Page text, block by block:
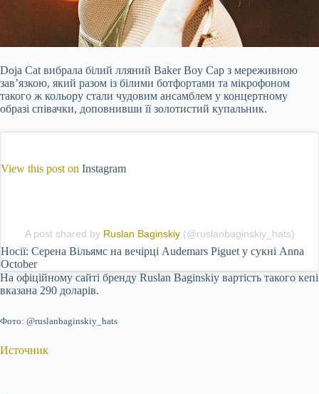
Doja Cat вибрала білий лляний Baker Boy Cap з мереживною
зав’язкою, який разом із білими ботфортами та мікрофоном
такого ж кольору стали чудовим ансамблем у концертному
образі співачки, доповнивши її золотистий купальник.
View this post on Instagram
A post shared by Ruslan Baginskiy(@ruslanbaginskiy_hats)
Носії: Серена Вільямс на вечірці Audemars Piguet у сукні Anna
October
На офіційному сайті бренду Ruslan Baginskiy вартість такого кепі
вказана 290 доларів.
Фото: @ruslanbaginskiy_hats
Источник